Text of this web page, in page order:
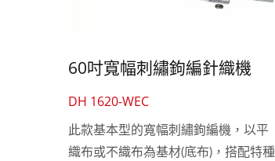
60吋寬幅刺繡鉤編針織機
DH 1620-WEC
此款基本型的寬幅刺繡鉤編機，以平
織布或不織布為基材(底布)，搭配特種
花邊帶類鉤編機